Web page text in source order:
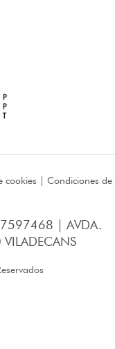
cookies | Condiciones de
| AVDA.